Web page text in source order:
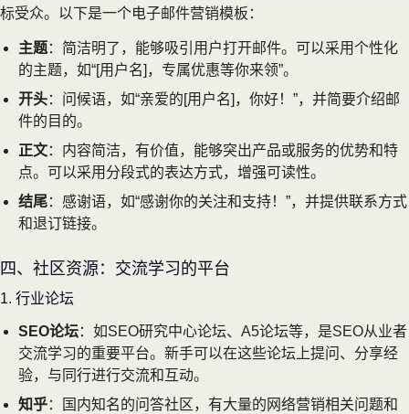
标受众。以下是一个电子邮件营销模板：
主题：简洁明了，能够吸引用户打开邮件。可以采用个性化
的主题，如“[用户名]，专属优惠等你来领”。
开头：问候语，如“亲爱的[用户名]，你好！”，并简要介绍邮
件的目的。
正文：内容简洁，有价值，能够突出产品或服务的优势和特
点。可以采用分段式的表达方式，增强可读性。
结尾：感谢语，如“感谢你的关注和支持！”，并提供联系方式
和退订链接。
四、社区资源：交流学习的平台
1. 行业论坛
SEO论坛：如SEO研究中心论坛、A5论坛等，是SEO从业者
交流学习的重要平台。新手可以在这些论坛上提问、分享经
验，与同行进行交流和互动。
知乎：国内知名的问答社区，有大量的网络营销相关问题和